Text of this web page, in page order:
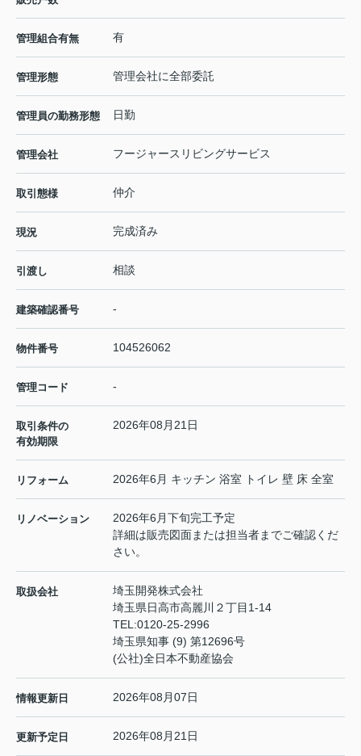
管理組合有無 有
管理形態 管理会社に全部委託
管理員の勤務形態 日勤
管理会社 フージャースリビングサービス
取引態様 仲介
現況 完成済み
引渡し 相談
建築確認番号 -
物件番号 104526062
管理コード -
取引条件の
有効期限
2026年08月21日
リフォーム 2026年6月 キッチン 浴室 トイレ 壁 床 全室
リノベーション
2026年6月下旬完工予定
詳細は販売図面または担当者までご確認くだ
さい。
取扱会社
埼玉開発株式会社
埼玉県日高市高麗川２丁目1-14
TEL:0120-25-2996
埼玉県知事 (9) 第12696号
(公社)全日本不動産協会
情報更新日 2026年08月07日
更新予定日 2026年08月21日